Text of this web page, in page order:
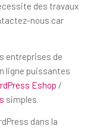
des travaux
nous car
entreprises de
ligne puissantes
Eshop /
simples.
dans la